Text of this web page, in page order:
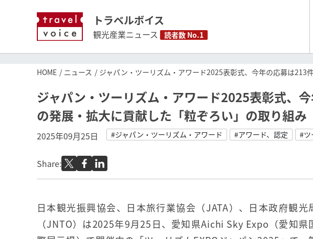
トラベルボイス
観光産業ニュース 読者数 No.1
HOME ニュース ジャパン・ツーリズム・アワード2025表彰式、今年の応募は
ジャパン・ツーリズム・アワード2025表彰式、
の発展・拡大に貢献した「粒ぞろい」の取り組み
2025年09月25日 #ジャパン・ツーリズム・アワード #アワード、認定 #ツ
Share:
日本観光振興協会、日本旅行業協会（JATA）、日本政府観光
（JNTO）は2025年9月25日、愛知県Aichi Sky Expo（愛知県